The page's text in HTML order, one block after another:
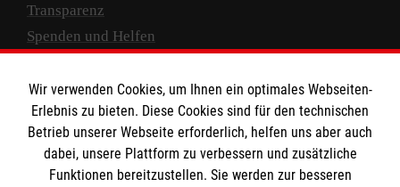
Transparenz
Spenden und Helfen
Empfänger: Malteser Hilfsdienst e.V.
IBAN: DE10 3706 0120 1201 2000 12
BIC: GENODED 1PA7
Wir verwenden Cookies, um Ihnen ein optimales Webseiten-
Erlebnis zu bieten. Diese Cookies sind für den technischen
Betrieb unserer Webseite erforderlich, helfen uns aber auch
dabei, unsere Plattform zu verbessern und zusätzliche
Funktionen bereitzustellen. Sie werden zur besseren